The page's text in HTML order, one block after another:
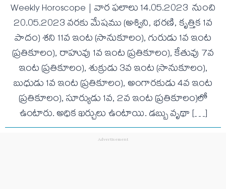
Weekly Horoscope | వార ఫలాలు 14.05.2023 నుంచి
20.05.2023 వరకు మేషము (అశ్విని, భరణి, కృత్తిక 1వ
పాదం) శని 11వ ఇంట (సానుకూలం), గురుడు 1వ ఇంట
(ప్రతికూలం), రాహువు 1వ ఇంట (ప్రతికూలం), కేతువు 7వ
ఇంట (ప్రతికూలం), శుక్రుడు 3వ ఇంట (సానుకూలం),
బుధుడు 1వ ఇంట (ప్రతికూలం), అంగారకుడు 4వ ఇంట
(ప్రతికూలం), సూర్యుడు 1వ, 2వ ఇంట (ప్రతికూలం)లో
ఉంటారు. అధిక ఖర్చులు ఉంటాయి. డబ్బు వృథా […]